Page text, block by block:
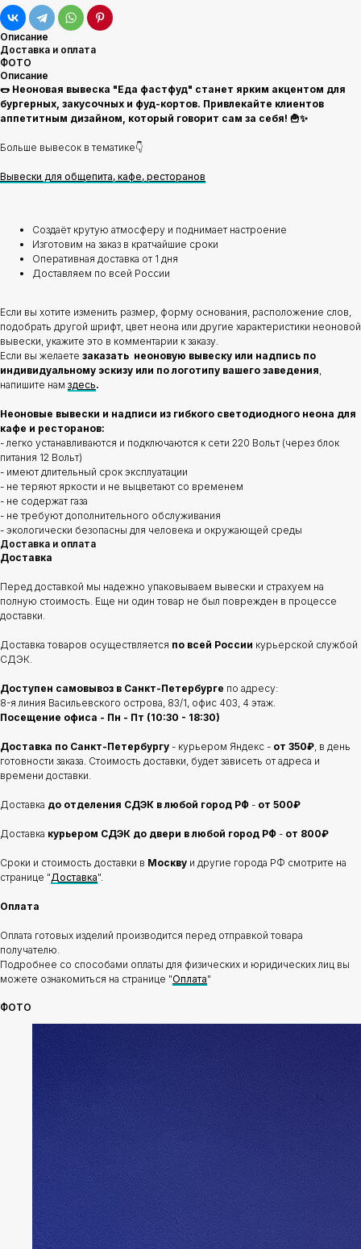
Описание
Доставка и оплата
ФОТО
Описание
🌭 Неоновая вывеска "Еда фастфуд" станет ярким акцентом для
бургерных, закусочных и фуд-кортов. Привлекайте клиентов
аппетитным дизайном, который говорит сам за себя! 🍟✨
Больше вывесок в тематике👇
Вывески для общепита, кафе, ресторанов
Создаёт крутую атмосферу и поднимает настроение
Изготовим на заказ в кратчайшие сроки
Оперативная доставка от 1 дня
Доставляем по всей России
Если вы хотите изменить размер, форму основания, расположение слов,
подобрать другой шрифт, цвет неона или другие характеристики неоновой
вывески, укажите это в комментарии к заказу.
Если вы желаете заказать неоновую вывеску или надпись по
индивидуальному эскизу или по логотипу вашего заведения,
напишите нам здесь.
Неоновые вывески и надписи из гибкого светодиодного неона для
кафе и ресторанов:
- легко устанавливаются и подключаются к сети 220 Вольт (через блок
питания 12 Вольт)
- имеют длительный срок эксплуатации
- не теряют яркости и не выцветают со временем
- не содержат газа
- не требуют дополнительного обслуживания
- экологически безопасны для человека и окружающей среды
Доставка и оплата
Доставка
Перед доставкой мы надежно упаковываем вывески и страхуем на
полную стоимость. Еще ни один товар не был поврежден в процессе
доставки.
Доставка товаров осуществляется по всей России курьерской службой
СДЭК.
Доступен самовывоз в Санкт-Петербурге по адресу:
8-я линия Васильевского острова, 83/1, офис 403, 4 этаж.
Посещение офиса - Пн - Пт (10:30 - 18:30)
Доставка по Санкт-Петербургу - курьером Яндекс - от 350₽, в день
готовности заказа. Стоимость доставки, будет зависеть от адреса и
времени доставки.
Доставка до отделения СДЭК в любой город РФ - от 500₽
Доставка курьером СДЭК до двери в любой город РФ - от 800₽
Сроки и стоимость доставки в Москву и другие города РФ смотрите на
странице "Доставка".
Оплата
Оплата готовых изделий производится перед отправкой товара
получателю.
Подробнее со способами оплаты для физических и юридических лиц вы
можете ознакомиться на странице "Оплата"
ФОТО